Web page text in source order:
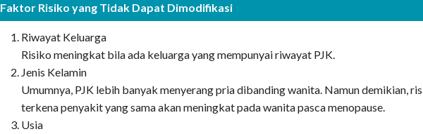
Faktor Risiko yang Tidak Dapat Dimodifikasi
Riwayat Keluarga
Risiko meningkat bila ada keluarga yang mempunyai riwayat PJK.
Jenis Kelamin
Umumnya, PJK lebih banyak menyerang pria dibanding wanita. Namun demikian,
terkena penyakit yang sama akan meningkat pada wanita pasca menopause.
Usia